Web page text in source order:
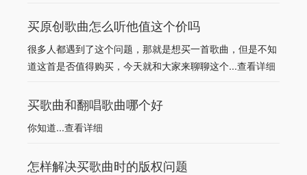
买原创歌曲怎么听他值这个价吗
很多人都遇到了这个问题，那就是想买一首歌曲，但是不知
道这首是否值得购买，今天就和大家来聊聊这个...查看详细
买歌曲和翻唱歌曲哪个好
你知道...查看详细
怎样解决买歌曲时的版权问题